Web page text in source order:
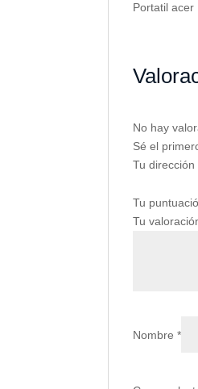
Portatil
No hay
Sé el
Tu
Tu
Tu
Nombre*